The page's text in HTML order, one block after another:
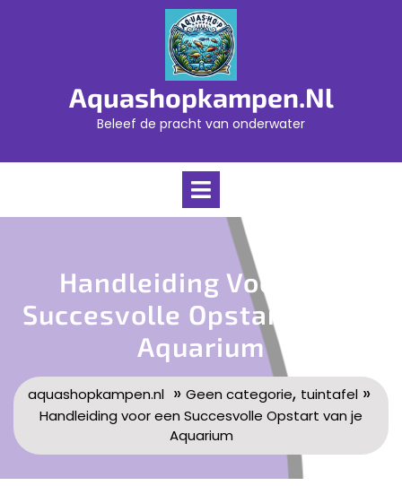
Aquashopkampen.nl
Beleef de pracht van onderwater
Open
Handleiding Voor Een
Succesvolle Opstart Van Je
Aquarium
aquashopkampen.nl» Geen categorie, tuintafel»
Handleiding voor een Succesvolle Opstart van je
Aquarium